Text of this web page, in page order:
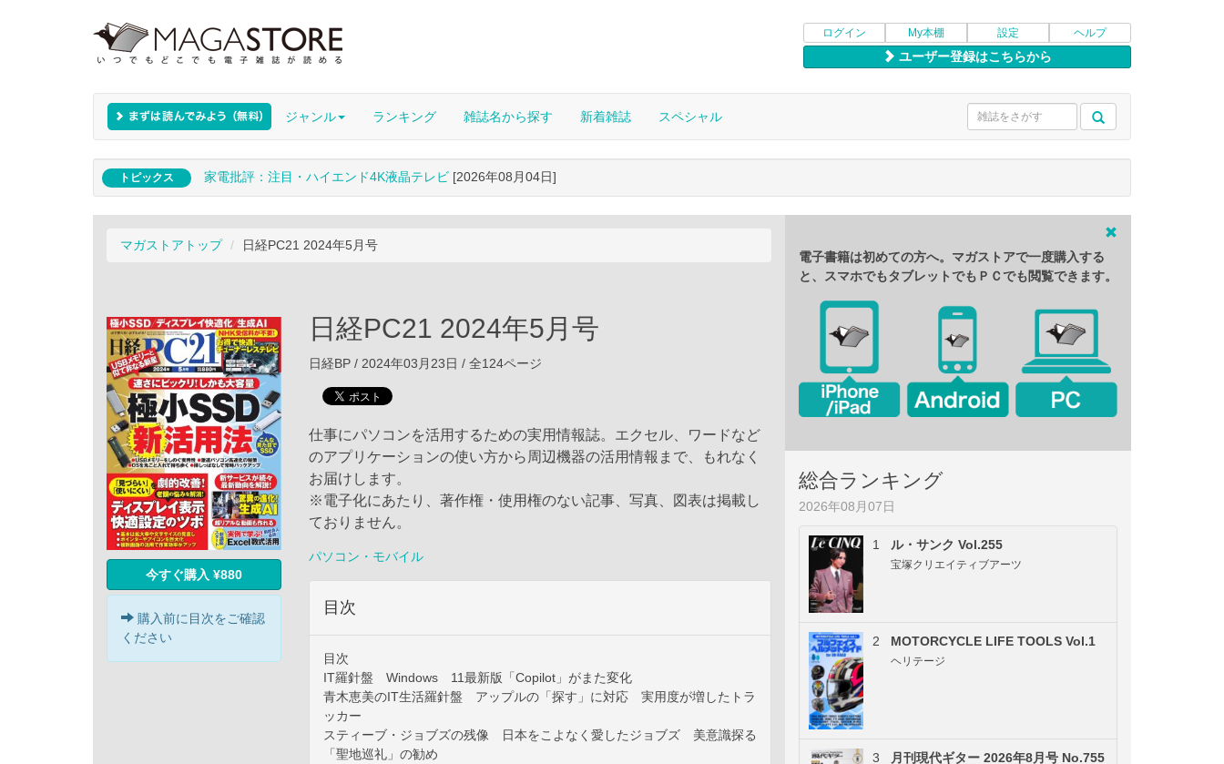
ログイン My本棚 設定 ヘルプ
ユーザー登録はこちらから
ジャンル ランキング 雑誌名から探す 新着雑誌 スペシャル
トピックス 家電批評：注目・ハイエンド4K液晶テレビ [2026年08月04日]
マガストアトップ 日経PC21 2024年5月号
今すぐ購入 ¥880
購入前に目次をご確認
ください
日経PC21 2024年5月号
日経BP / 2024年03月23日 / 全124ページ
仕事にパソコンを活用するための実用情報誌。エクセル、ワードなど
のアプリケーションの使い方から周辺機器の活用情報まで、もれなく
お届けします。
※電子化にあたり、著作権・使用権のない記事、写真、図表は掲載し
ておりません。
パソコン・モバイル
目次
目次
IT羅針盤 Windows 11最新版「Copilot」がまた変化
青木恵美のIT生活羅針盤 アップルの「探す」に対応 実用度が増したトラ
ッカー
スティーブ・ジョブズの残像 日本をこよなく愛したジョブズ 美意識探る
「聖地巡礼」の勧め
電子書籍は初めての方へ。マガストアで一度購入する
と、スマホでもタブレットでもＰＣでも閲覧できます。
総合ランキング
2026年08月07日
1 ル・サンク Vol.255
宝塚クリエイティブアーツ
2 MOTORCYCLE LIFE TOOLS Vol.1
ヘリテージ
3 月刊現代ギター 2026年8月号 No.755